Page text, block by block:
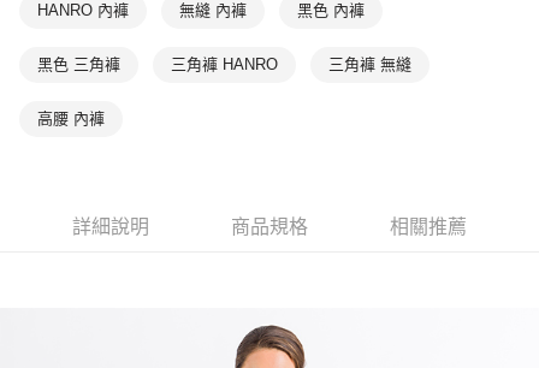
HANRO 內褲 無縫 內褲 黑色 內褲
黑色 三角褲 三角褲 HANRO 三角褲 無縫
高腰 內褲
詳細說明 商品規格 相關推薦